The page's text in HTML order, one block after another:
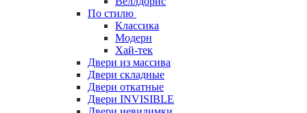
По стилю
Классика
Модерн
Хай-тек
Двери из массива
Двери складные
Двери откатные
Двери INVISIBLE